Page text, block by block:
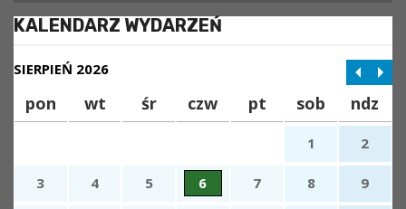
KALENDARZ WYDARZEŃ
SIERPIEŃ 2026
pon wt śr czw pt sob ndz
1 2
3 4 5 6 7 8 9